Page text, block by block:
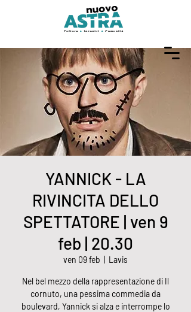
YANNICK - LA
RIVINCITA DELLO
SPETTATORE | ven 9
feb | 20.30
ven 09 feb Lavis
Nel bel mezzo della rappresentazione di Il
cornuto, una pessima commedia da
boulevard, Yannick si alza e interrompe lo